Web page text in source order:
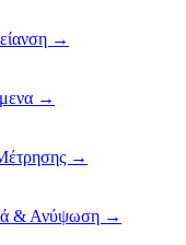
→
→
→
& Ανύψωση →